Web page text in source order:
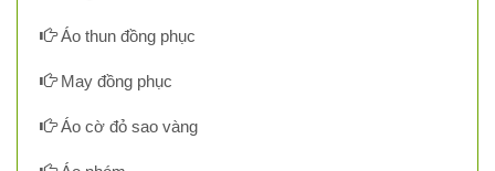
Áo thun đồng phục
May đồng phục
Áo cờ đỏ sao vàng